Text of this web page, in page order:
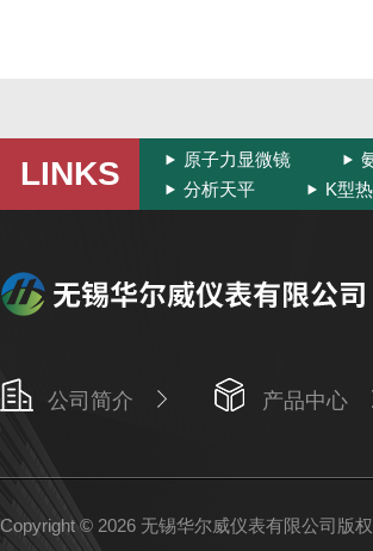
LINKS 原子力显微镜
分析天平
K型
公司简介 产品中心
Copyright © 2026 无锡华尔威仪表有限公司版